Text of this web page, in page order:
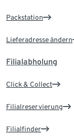
Packstation
Lieferadresse ändern
Filialabholung
Click & Collect
Filialreservierung
Filialfinder